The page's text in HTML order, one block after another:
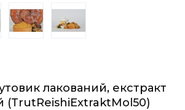
лакований, екстракт
(TrutReishiExtraktMol50)